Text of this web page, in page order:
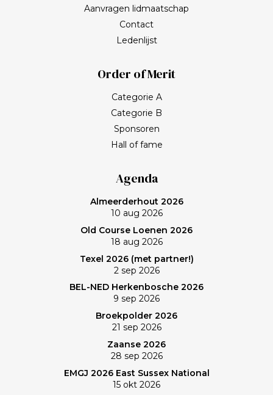
Aanvragen lidmaatschap
Contact
Ledenlijst
Order of Merit
Categorie A
Categorie B
Sponsoren
Hall of fame
Agenda
Almeerderhout 2026
10 aug 2026
Old Course Loenen 2026
18 aug 2026
Texel 2026 (met partner!)
2 sep 2026
BEL-NED Herkenbosche 2026
9 sep 2026
Broekpolder 2026
21 sep 2026
Zaanse 2026
28 sep 2026
EMGJ 2026 East Sussex National
15 okt 2026